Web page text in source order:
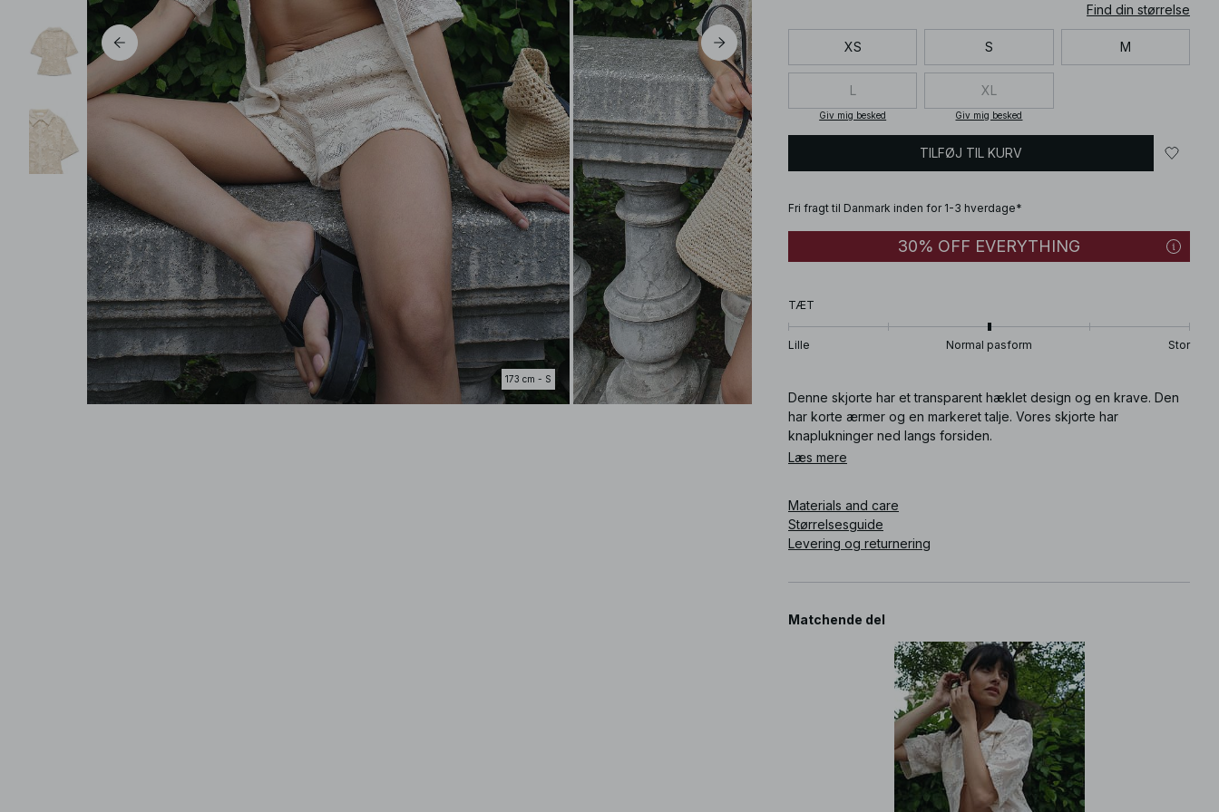
173 cm - S
Find din størrelse
XS S M
L
Giv mig besked
XL
Giv mig besked
TILFØJ TIL KURV
Fri fragt til Danmark inden for 1-3 hverdage*
30% OFF EVERYTHING
TÆT
Lille Normal pasform Stor
Denne skjorte har et transparent hæklet design og en krave. Den
har korte ærmer og en markeret talje. Vores skjorte har
knaplukninger ned langs forsiden.
Læs mere
Materials and care
Størrelsesguide
Levering og returnering
Matchende del